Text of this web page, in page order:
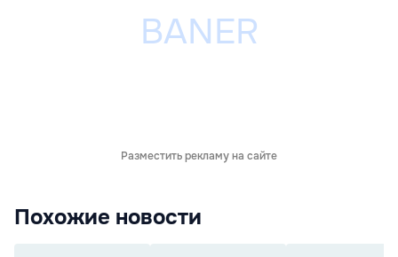
Разместить рекламу на сайте
Похожие новости